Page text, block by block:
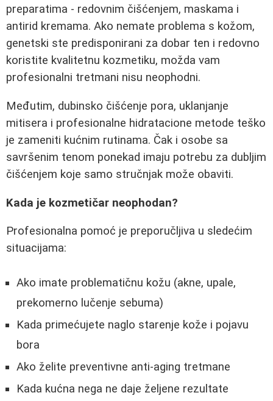
preparatima - redovnim čišćenjem, maskama i
antirid kremama. Ako nemate problema s kožom,
genetski ste predisponirani za dobar ten i redovno
koristite kvalitetnu kozmetiku, možda vam
profesionalni tretmani nisu neophodni.
Međutim, dubinsko čišćenje pora, uklanjanje
mitisera i profesionalne hidratacione metode teško
je zameniti kućnim rutinama. Čak i osobe sa
savršenim tenom ponekad imaju potrebu za dubljim
čišćenjem koje samo stručnjak može obaviti.
Kada je kozmetičar neophodan?
Profesionalna pomoć je preporučljiva u sledećim
situacijama:
Ako imate problematičnu kožu (akne, upale,
prekomerno lučenje sebuma)
Kada primećujete naglo starenje kože i pojavu
bora
Ako želite preventivne anti-aging tretmane
Kada kućna nega ne daje željene rezultate